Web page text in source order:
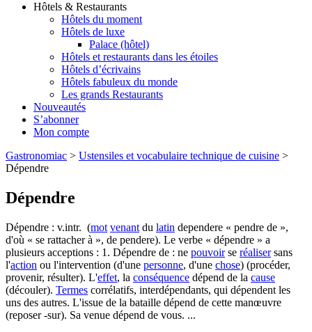
Hôtels & Restaurants
Hôtels du moment
Hôtels de luxe
Palace (hôtel)
Hôtels et restaurants dans les étoiles
Hôtels d’écrivains
Hôtels fabuleux du monde
Les grands Restaurants
Nouveautés
S’abonner
Mon compte
Gastronomiac > Ustensiles et vocabulaire technique de cuisine >
Dépendre
Dépendre
Dépendre : v.intr. (mot venant du latin dependere « pendre de »,
d'où « se rattacher à », de pendere). Le verbe « dépendre » a
plusieurs acceptions : 1. Dépendre de : ne pouvoirse réalisersans
l'action ou l'intervention (d'une personne, d'une chose) (procéder,
provenir, résulter). L'effet, la conséquence dépend de la cause
(découler). Termes corrélatifs, interdépendants, qui dépendent les
uns des autres. L'issue de la bataille dépend de cette manœuvre
(reposer -sur). Sa venue dépend de vous. ...